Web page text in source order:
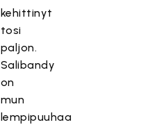
kehittinyt
tosi
paljon.
Salibandy
on
mun
lempipuuhaa